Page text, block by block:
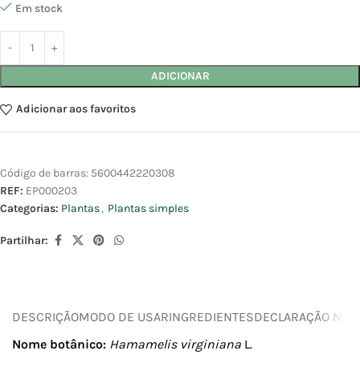
Em stock
ADICIONAR
Adicionar aos favoritos
Código de barras: 5600442220308
REF: EP000203
Categorias: Plantas, Plantas simples
Partilhar:
DESCRIÇÃOMODO DE USARINGREDIENTESDECLARAÇÃO
Nome botânico: Hamamelis virginiana L.